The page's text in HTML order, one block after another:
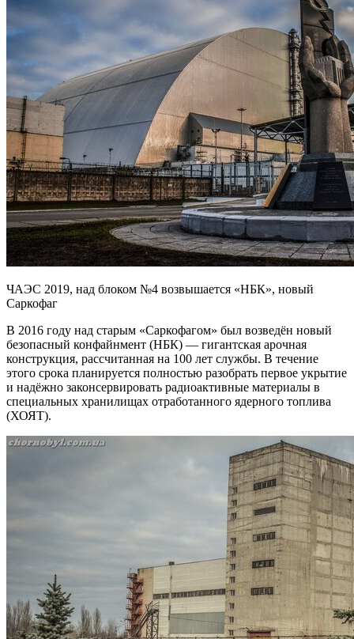
ЧАЭС 2019, над блоком №4 возвышается «НБК», новый
Саркофаг
В 2016 году над старым «Саркофагом» был возведён новый
безопасный конфайнмент (НБК) — гигантская арочная
конструкция, рассчитанная на 100 лет службы. В течение
этого срока планируется полностью разобрать первое укрытие
и надёжно законсервировать радиоактивные материалы в
специальных хранилищах отработанного ядерного топлива
(ХОЯТ).